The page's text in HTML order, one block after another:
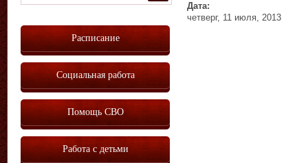
Дата:
четверг, 11 июля, 2013
Расписание
Социальная работа
Помощь СВО
Работа с детьми